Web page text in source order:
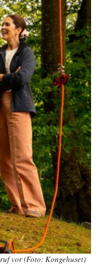
vor (Foto: Kongehuset)